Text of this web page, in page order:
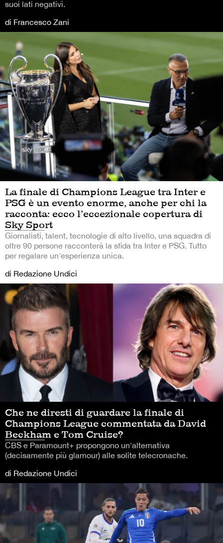
suoi lati negativi.
di Francesco Zani
La finale di Champions League tra Inter e
PSG è un evento enorme, anche per chi la
racconta: ecco l’eccezionale copertura di
Sky Sport
Giornalisti, talent, tecnologie di alto livello, una squadra di
oltre 90 persone racconterà la sfida tra Inter e PSG. Tutto
per regalare un'esperienza unica.
di Redazione Undici
Che ne diresti di guardare la finale di
Champions League commentata da David
Beckham e Tom Cruise?
CBS e Paramount+ propongono un'alternativa
(decisamente più glamour) alle solite telecronache.
di Redazione Undici